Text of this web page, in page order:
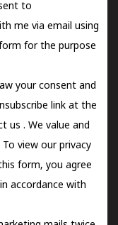
to
me via email using
for the purpose
your consent and
link at the
us . We value and
view our privacy
form, you agree
accordance with